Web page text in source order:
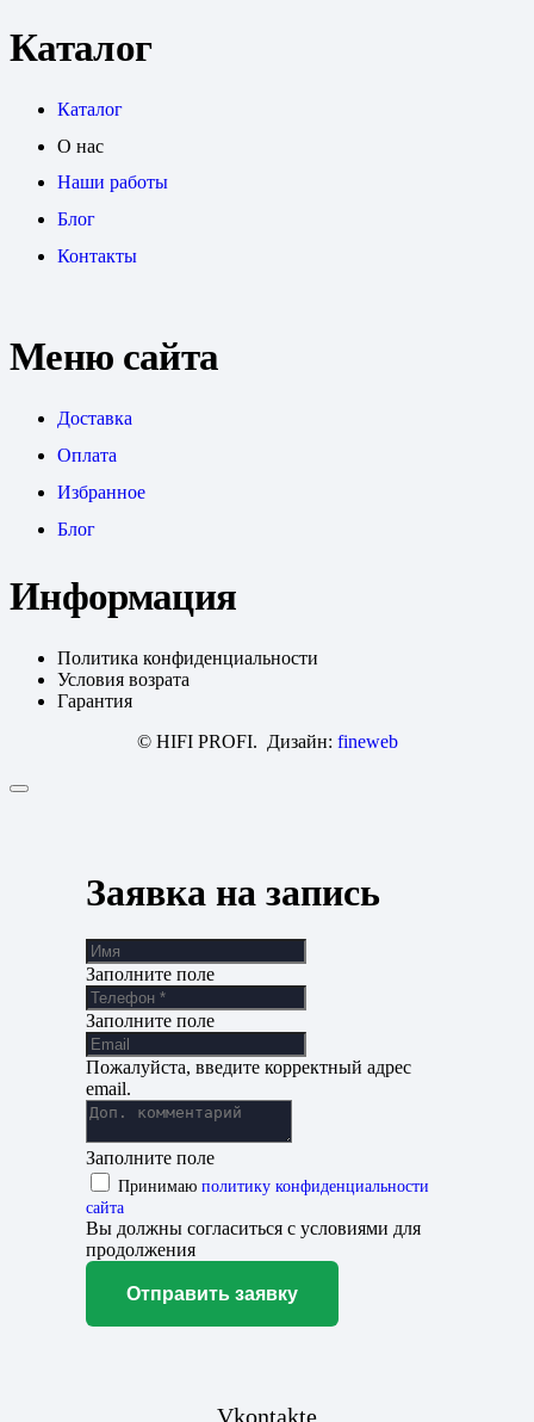
Каталог
Каталог
О нас
Наши работы
Блог
Контакты
Меню сайта
Доставка
Оплата
Избранное
Блог
Информация
Политика конфиденциальности
Условия возрата
Гарантия
© HIFI PROFI. Дизайн: fineweb
Заявка на запись
Заполните поле
Заполните поле
Пожалуйста, введите корректный адрес
email.
Заполните поле
Принимаю политику конфиденциальности
сайта
Вы должны согласиться с условиями для
продолжения
Отправить заявку
Vkontakte